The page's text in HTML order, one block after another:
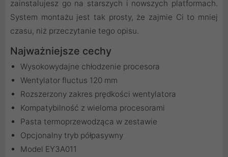
zainstalujesz go na starszych i nowszych platformach.
System montażu jest tak prosty, że zajmie Ci to mniej
czasu, niż przeczytanie tego opisu.
Najważniejsze cechy
Wysokowydajne chłodzenie procesora
Wentylator fluctus 120 mm
Rozszerzony zakres prędkości wentylatora
Kompatybilność z wieloma procesorami
Pasta termoprzewodząca w zestawie
Opcjonalny tryb półpasywny
Model EY3A011